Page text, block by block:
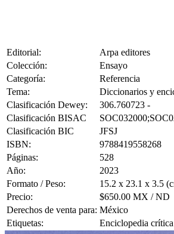
Editorial:
Arpa editores
Colección:
Ensayo
Categoría:
Referencia
Tema:
Diccionarios y
Clasificación Dewey:
306.760723 -
Clasificación BISAC
Clasificación BIC
JFSJ
ISBN:
9788419558268
Páginas:
528
Año:
2023
Formato / Peso:
15.2 x 23.1 x 3.5
Precio:
$650.00 MX / ND
Derechos de venta para: México
Etiquetas:
Enciclopedia